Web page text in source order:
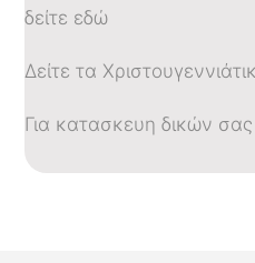
δείτε εδώ
Δείτε τα
Για κατασκευη δικών